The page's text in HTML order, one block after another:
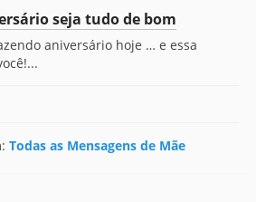
seja tudo de bom
aniversário hoje … e essa
Todas as Mensagens de Mãe